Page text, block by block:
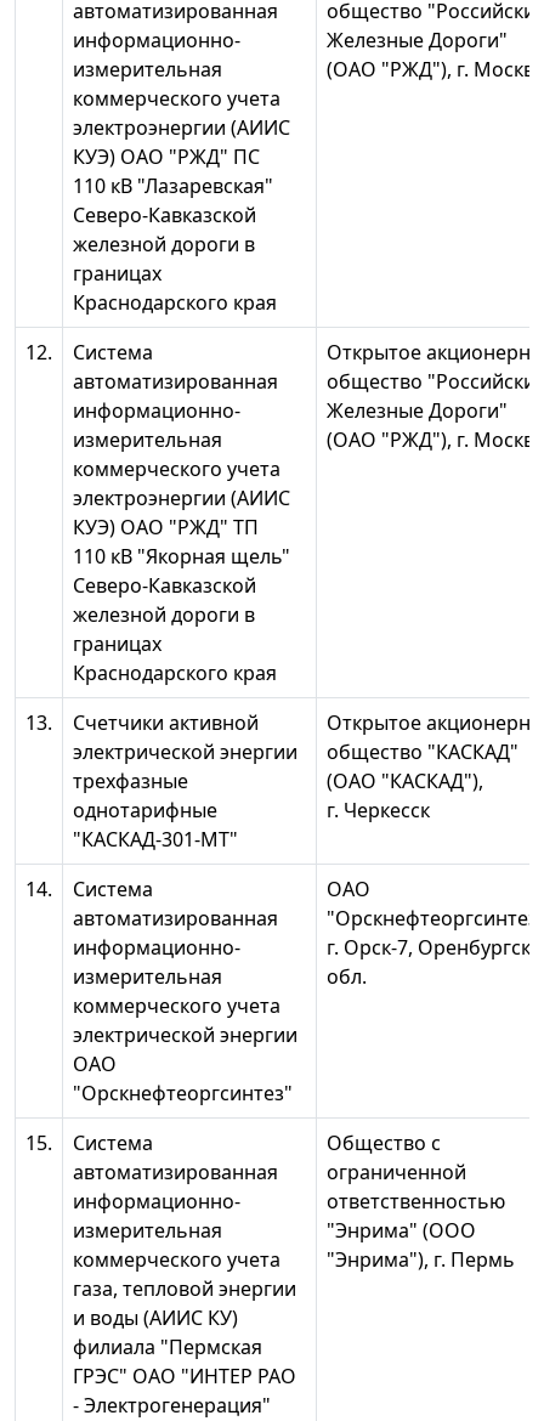
автоматизированная
информационно-
измерительная
коммерческого учета
электроэнергии (АИИС
КУЭ) ОАО "РЖД" ПС
110 кВ "Лазаревская"
Северо-Кавказской
железной дороги в
границах
Краснодарского края
общество
Железные Дороги"
(ОАО "РЖД"), г. Москва
12.
Система
автоматизированная
информационно-
измерительная
коммерческого учета
электроэнергии (АИИС
КУЭ) ОАО "РЖД" ТП
110 кВ "Якорная щель"
Северо-Кавказской
железной дороги в
границах
Краснодарского края
Открытое
общество
Железные Дороги"
(ОАО "РЖД"), г. Москва
13.
Счетчики активной
электрической энергии
трехфазные
однотарифные
"КАСКАД-301-МТ"
Открытое
общество "КАСКАД"
(ОАО "КАСКАД"),
г. Черкесск
14.
Система
автоматизированная
информационно-
измерительная
коммерческого учета
электрической энергии
ОАО
"Орскнефтеоргсинтез"
ОАО
г. Орск-7,
обл.
15.
Система
автоматизированная
информационно-
измерительная
коммерческого учета
газа, тепловой энергии
и воды (АИИС КУ)
филиала "Пермская
ГРЭС" ОАО "ИНТЕР РАО
- Электрогенерация"
Общество с
ограниченной
ответственностью
"Энрима" (ООО
"Энрима"), г. Пермь